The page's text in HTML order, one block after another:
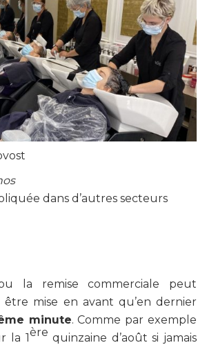
dans d’autres secteurs
la remise commerciale peut
mise en avant qu’en dernier
minute. Comme par exemple
la 1ère quinzaine d’août si jamais